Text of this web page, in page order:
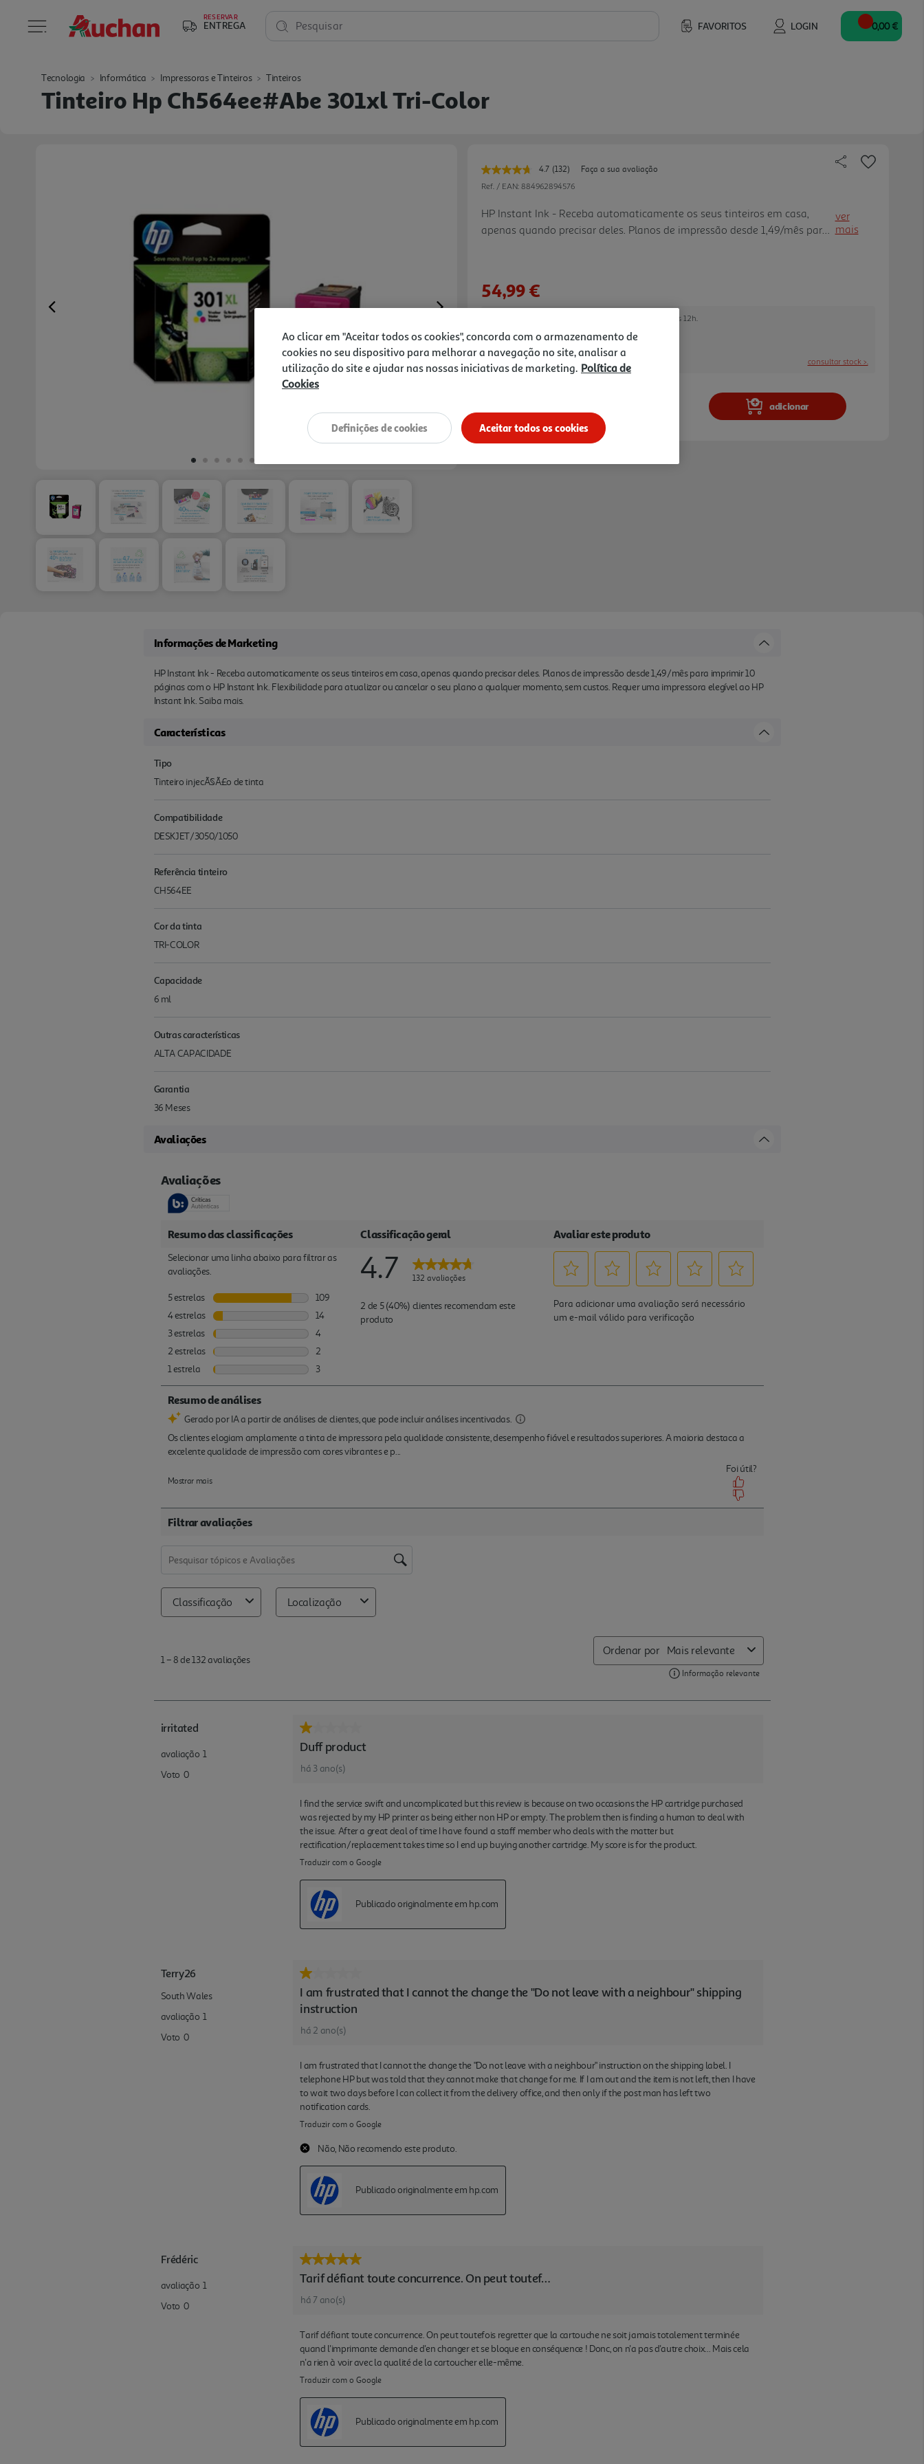
RESERVAR
ENTREGA FAVORITOS LOGIN
Pesquisar 0,00 €
Tecnologia Informática Impressoras e Tinteiros Tinteiros
Tinteiro Hp Ch564ee#abe 301xl Tri-Color
Previous
4.7 Leu
132
Link
para
a
(132)
Faça a sua avaliação
Ref. / EAN: 884962894576
HP Instant Ink - Receba automaticamente os seus tinteiros em casa,
apenas quando precisar deles. Planos de impressão desde 1,49/mês para
ver
mais
54,99 €
, se encomendar até às 12h.
Recolha em loja Express
*Mediante disponibilidade de slot de entrega e stock em loja. consultar stock >.
adicionar
Informações de Marketing
HP Instant Ink - Receba automaticamente os seus tinteiros em casa, apenas quando precisar deles. Planos de impressão desde 1,49/mês para imprimir 10
páginas com o HP Instant Ink. Flexibilidade para atualizar ou cancelar o seu plano a qualquer momento, sem custos. Requer uma impressora elegível ao HP
Instant Ink. Saiba mais.
Características
Tipo
Tinteiro injecÃ§Ã£o de tinta
Compatibilidade
DESKJET/3050/1050
Referência tinteiro
CH564EE
Cor da tinta
TRI-COLOR
Capacidade
6 ml
Outras características
ALTA CAPACIDADE
Garantia
36 Meses
Avaliações
Ao clicar em "Aceitar todos os cookies", concorda com o armazenamento de
cookies no seu dispositivo para melhorar a navegação no site, analisar a
utilização do site e ajudar nas nossas iniciativas de marketing. Política de
Cookies
Aceitar todos os cookies
Definições de cookies